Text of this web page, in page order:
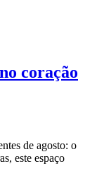
coração
de agosto: o
este espaço